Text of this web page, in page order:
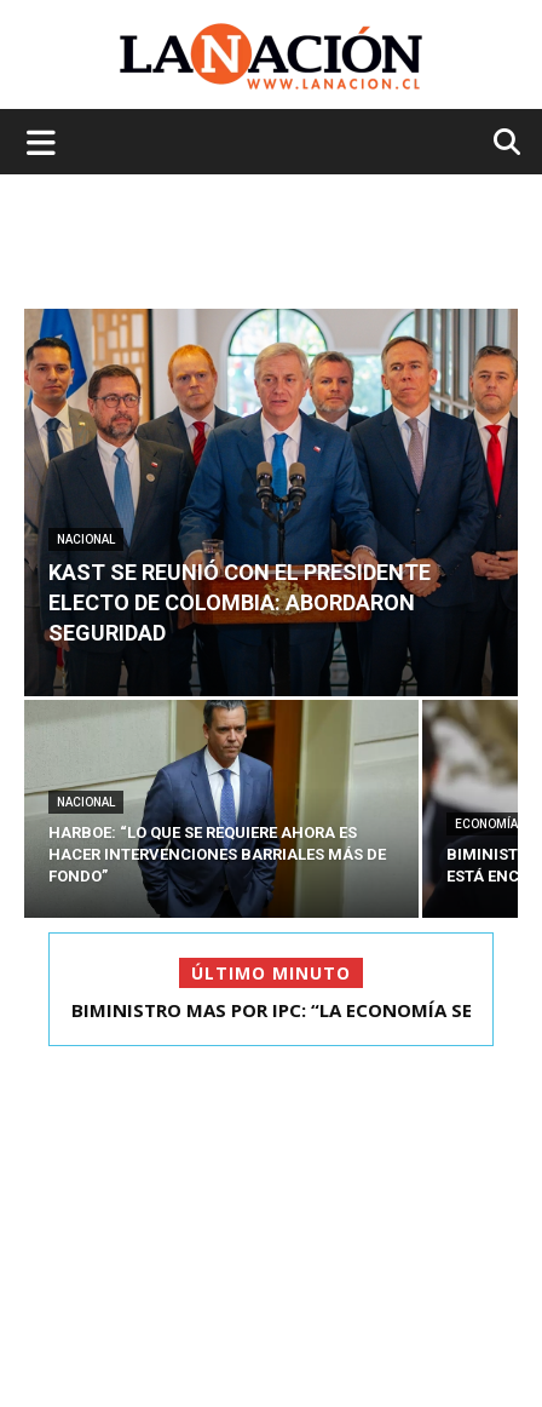
NACIONAL
KAST SE REUNIÓ CON EL PRESIDENTE
ELECTO DE COLOMBIA: ABORDARON
SEGURIDAD
NACIONAL
HARBOE: “LO QUE SE REQUIERE AHORA ES
HACER INTERVENCIONES BARRIALES MÁS DE
FONDO”
ECONOMÍA
BIMINISTRO
ESTÁ
ÚLTIMO MINUTO
KAST SE REUNIÓ CON EL PRESIDENTE ELECTO DE
BIMINISTRO MAS POR IPC: “LA ECONOMÍA SE